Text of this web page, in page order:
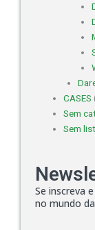
CASES
Sem
Sem
Se inscreva
no mundo